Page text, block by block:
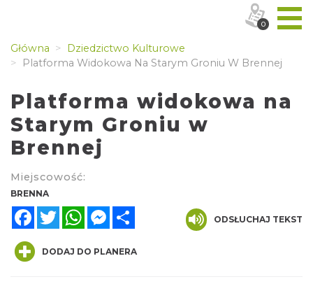
Główna
Dziedzictwo Kulturowe
Platforma Widokowa Na Starym Groniu W Brennej
Platforma widokowa na
Starym Groniu w
Brennej
Miejscowość:
BRENNA
FacebookTwitterWhatsAppMessenger
ODSŁUCHAJ TEKST
DODAJ DO PLANERA
0